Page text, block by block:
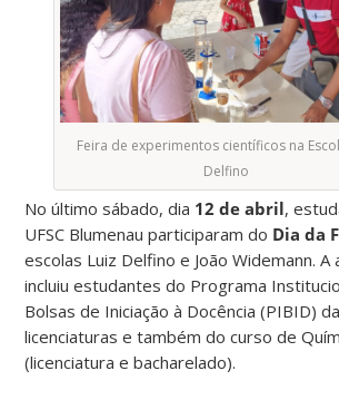
Feira de experimentos científicos na
Delfino
No último sábado, dia 12 de abril,
UFSC Blumenau participaram do Dia da
escolas Luiz Delfino e João Widemann. A
incluiu estudantes do Programa
Bolsas de Iniciação à Docência (PIBID)
licenciaturas e também do curso de
(licenciatura e bacharelado).